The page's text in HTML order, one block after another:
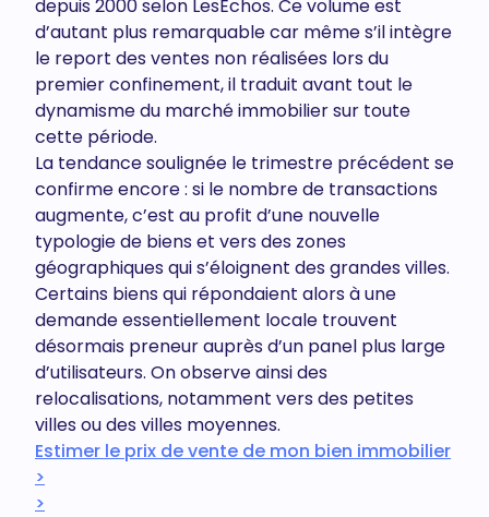
depuis 2000 selon LesEchos. Ce volume est
d’autant plus remarquable car même s’il intègre
le report des ventes non réalisées lors du
premier confinement, il traduit avant tout le
dynamisme du marché immobilier sur toute
cette période.
La tendance soulignée le trimestre précédent se
confirme encore : si le nombre de transactions
augmente, c’est au profit d’une nouvelle
typologie de biens et vers des zones
géographiques qui s’éloignent des grandes villes.
Certains biens qui répondaient alors à une
demande essentiellement locale trouvent
désormais preneur auprès d’un panel plus large
d’utilisateurs. On observe ainsi des
relocalisations, notamment vers des petites
villes ou des villes moyennes.
Estimer le prix de vente de mon bien immobilier
>
>